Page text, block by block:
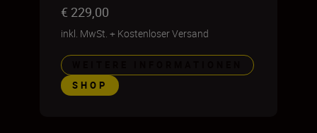
€ 229,00
inkl. MwSt. + Kostenloser Versand
SHOP